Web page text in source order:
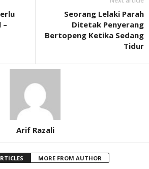
–
Seorang Lelaki Parah
Ditetak Penyerang
Bertopeng Ketika Sedang
Tidur
Arif Razali
MORE FROM AUTHOR